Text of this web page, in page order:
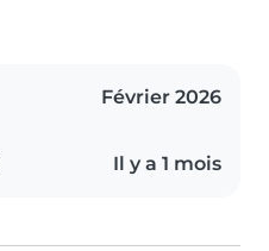
Février 2026
Il y a 1 mois